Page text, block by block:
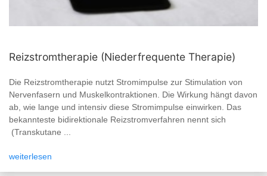
Reizstromtherapie (Niederfrequente Therapie)
Die Reizstromtherapie nutzt Stromimpulse zur Stimulation von
Nervenfasern und Muskelkontraktionen. Die Wirkung hängt davon
ab, wie lange und intensiv diese Stromimpulse einwirken. Das
bekannteste bidirektionale Reizstromverfahren nennt sich
(Transkutane ...
weiterlesen